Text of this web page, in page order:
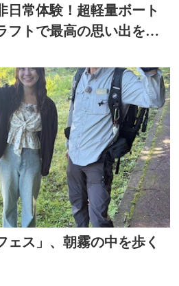
日常体験！超軽量ボート
フトで最高の思い出を作
ェス」、朝霧の中を歩く